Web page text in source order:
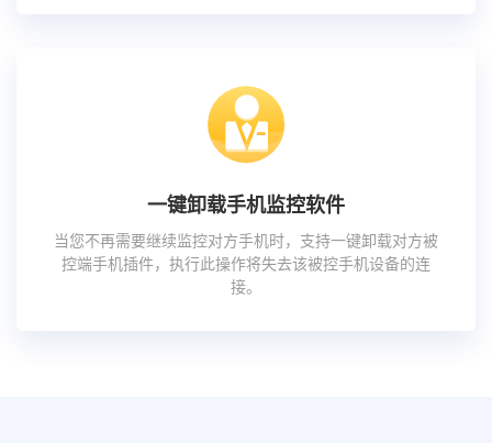
一键卸载手机监控软件
当您不再需要继续监控对方手机时，支持一键卸载对方被
控端手机插件，执行此操作将失去该被控手机设备的连
接。